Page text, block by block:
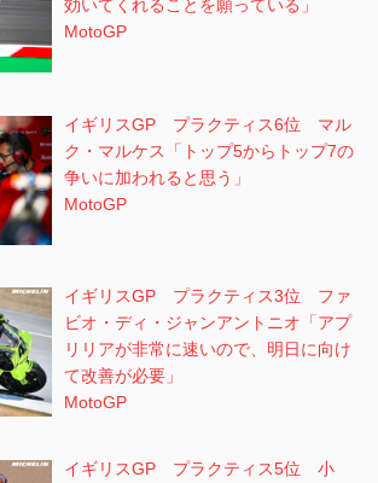
効いてくれることを願っている」
MotoGP
イギリスGP プラクティス6位 マル
ク・マルケス「トップ5からトップ7の
争いに加われると思う」
MotoGP
イギリスGP プラクティス3位 ファ
ビオ・ディ・ジャンアントニオ「アプ
リリアが非常に速いので、明日に向け
て改善が必要」
MotoGP
イギリスGP プラクティス5位 小